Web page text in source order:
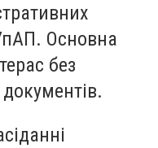
Основна
без